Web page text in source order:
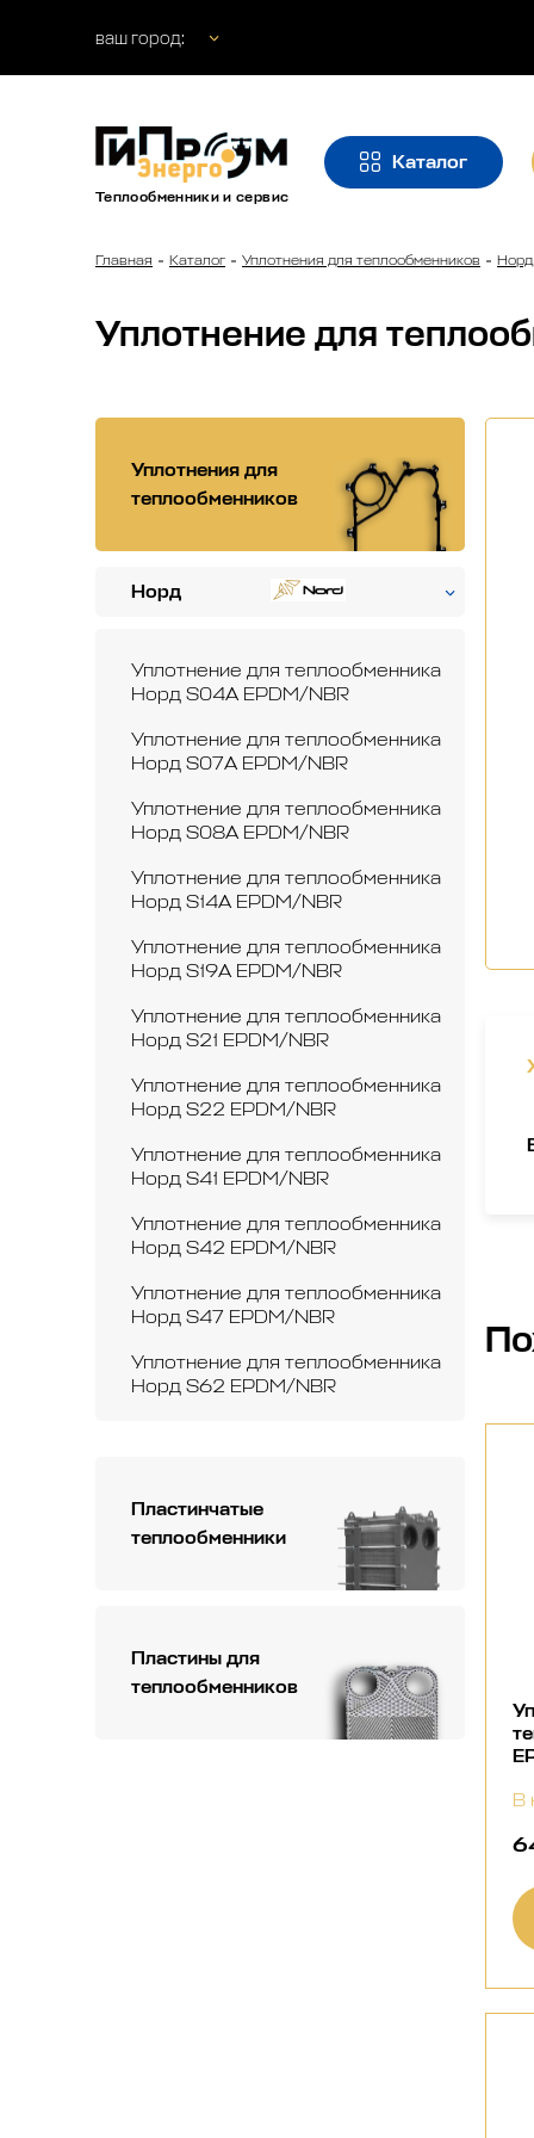
ваш город:
Теплообменники и сервис
Каталог
Главная Каталог Уплотнения для теплообменников Норд
Уплотнение для
Уплотнения для
теплообменников
Норд
Уплотнение для теплообменника
Норд S04A EPDM/NBR
Уплотнение для теплообменника
Норд S07A EPDM/NBR
Уплотнение для теплообменника
Норд S08A EPDM/NBR
Уплотнение для теплообменника
Норд S14A EPDM/NBR
Уплотнение для теплообменника
Норд S19A EPDM/NBR
Уплотнение для теплообменника
Норд S21 EPDM/NBR
Уплотнение для теплообменника
Норд S22 EPDM/NBR
Уплотнение для теплообменника
Норд S41 EPDM/NBR
Уплотнение для теплообменника
Норд S42 EPDM/NBR
Уплотнение для теплообменника
Норд S47 EPDM/NBR
Уплотнение для теплообменника
Норд S62 EPDM/NBR
Пластинчатые
теплообменники
Пластины для
теплообменников
В